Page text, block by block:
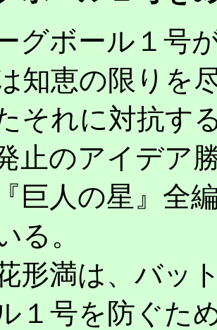
グボール１号
知恵の限りを
それに対抗す
止のアイデア
巨人の星』全
る。
形満は、バッ
１号を防ぐた